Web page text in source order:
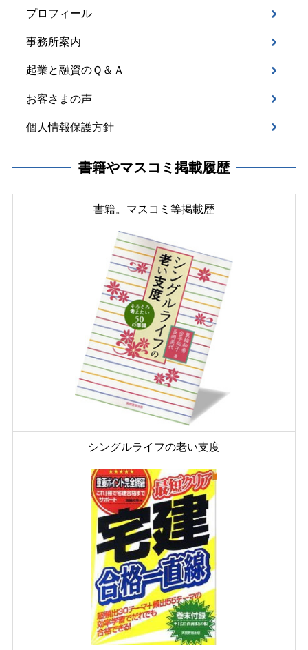
プロフィール
事務所案内
起業と融資のＱ＆Ａ
お客さまの声
個人情報保護方針
書籍やマスコミ掲載履歴
書籍。マスコミ等掲載歴
シングルライフの老い支度